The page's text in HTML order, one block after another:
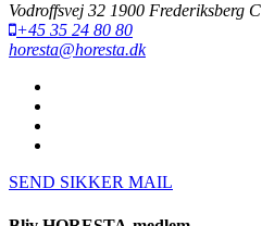
Vodroffsvej 32 1900 Frederiksberg C
+45 35 24 80 80
horesta@horesta.dk
SEND SIKKER MAIL